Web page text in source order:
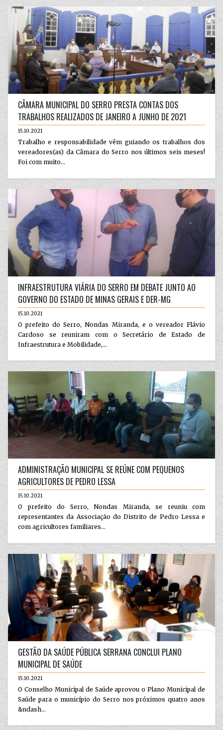
CÂMARA MUNICIPAL DO SERRO PRESTA CONTAS DOS
TRABALHOS REALIZADOS DE JANEIRO A JUNHO DE 2021
15.10.2021
Trabalho e responsabilidade vêm guiando os trabalhos dos
vereadores(as) da Câmara do Serro nos últimos seis meses!
Foi com muito...
INFRAESTRUTURA VIÁRIA DO SERRO EM DEBATE JUNTO AO
GOVERNO DO ESTADO DE MINAS GERAIS E DER-MG
15.10.2021
O prefeito do Serro, Nondas Miranda, e o vereador Flávio
Cardoso se reuniram com o Secretário de Estado de
Infraestrutura e Mobilidade,...
ADMINISTRAÇÃO MUNICIPAL SE REÚNE COM PEQUENOS
AGRICULTORES DE PEDRO LESSA
15.10.2021
O prefeito do Serro, Nondas Miranda, se reuniu com
representantes da Associação do Distrito de Pedro Lessa e
com agricultores familiares...
GESTÃO DA SAÚDE PÚBLICA SERRANA CONCLUI PLANO
MUNICIPAL DE SAÚDE
15.10.2021
O Conselho Municipal de Saúde aprovou o Plano Municipal de
Saúde para o município do Serro nos próximos quatro anos
&ndash...